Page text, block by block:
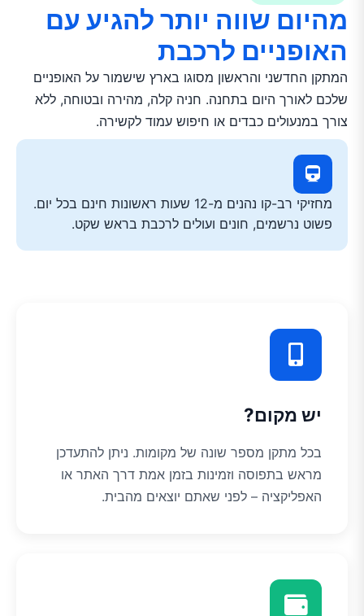
מהיום שווה יותר להגיע עם
האופניים לרכבת
המתקן החדשני והראשון מסוגו בארץ שישמור על האופניים
שלכם לאורך היום בתחנה. חניה קלה, מהירה ובטוחה, ללא
צורך במנעולים כבדים או חיפוש עמוד לקשירה.
מחזיקי רב-קו נהנים מ-12 שעות ראשונות חינם בכל יום.
פשוט נרשמים, חונים ועולים לרכבת בראש שקט.
יש מקום?
בכל מתקן מספר שונה של מקומות. ניתן להתעדכן
מראש בתפוסה וזמינות בזמן אמת דרך האתר או
האפליקציה – לפני שאתם יוצאים מהבית.